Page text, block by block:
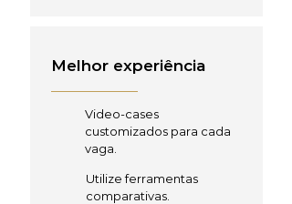
Melhor experiência
Video-cases
customizados para cada
vaga.
Utilize ferramentas
comparativas.